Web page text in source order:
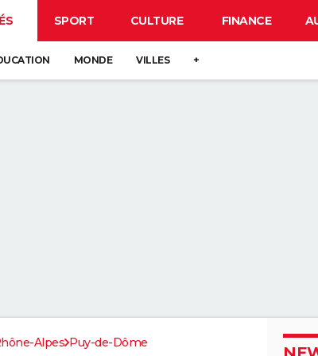
SPORT CULTURE FINANCE
MONDE VILLES +
Alpes Puy-de-Dôme